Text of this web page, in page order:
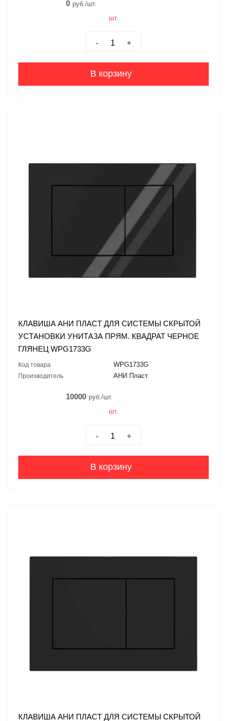
0 руб./шт.
шт.
- +
В корзину
КЛАВИША АНИ ПЛАСТ ДЛЯ СИСТЕМЫ СКРЫТОЙ
УСТАНОВКИ УНИТАЗА ПРЯМ. КВАДРАТ ЧЕРНОЕ
ГЛЯНЕЦ WPG1733G
Код товара WPG1733G
Производитель АНИ Пласт
10000 руб./шт.
шт.
- +
В корзину
КЛАВИША АНИ ПЛАСТ ДЛЯ СИСТЕМЫ СКРЫТОЙ